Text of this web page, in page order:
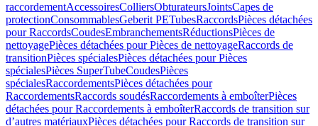
raccordementAccessoiresColliersObturateursJointsCapes de
protectionConsommablesGeberit PETubesRaccordsPièces détachées
pour RaccordsCoudesEmbranchementsRéductionsPièces de
nettoyagePièces détachées pour Pièces de nettoyageRaccords de
transitionPièces spécialesPièces détachées pour Pièces
spécialesPièces SuperTubeCoudesPièces
spécialesRaccordementsPièces détachées pour
RaccordementsRaccords soudésRaccordements à emboîterPièces
détachées pour Raccordements à emboîterRaccords de transition sur
d’autres matériauxPièces détachées pour Raccords de transition sur